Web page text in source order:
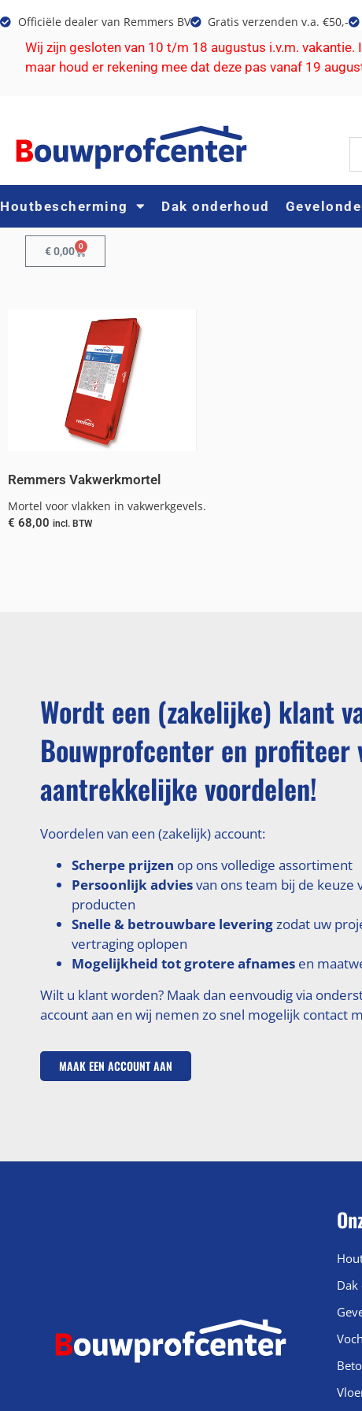
Officiële dealer van Remmers BV Gratis verzenden v.a. €50,-
Wij zijn gesloten van 10 t/m 18 augustus i.v.m.
maar houd er rekening mee dat deze pas vanaf 19
Houtbescherming Dak onderhoud
€0,00 0
Remmers Vakwerkmortel
Mortel voor vlakken in vakwerkgevels.
€ 68,00 incl. BTW
Wordt een (zakelijke) klant
Bouwprofcenter en profiteer
aantrekkelijke voordelen!
Voordelen van een (zakelijk) account:
Scherpe prijzen op ons volledige assortiment
Persoonlijk adviesvan ons team bij de keuze
producten
Snelle & betrouwbare leveringzodat uw
vertraging oplopen
Mogelijkheid tot grotere afnames en
Wilt u klant worden? Maak dan eenvoudig via
account aan en wij nemen zo snel mogelijk contact
MAAK EEN ACCOUNT AAN